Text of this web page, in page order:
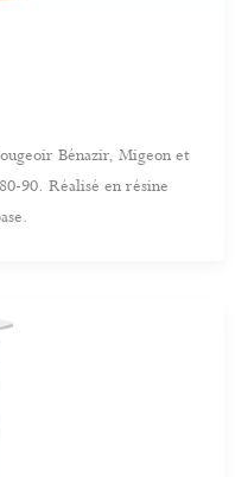
Bénazir, Migeon et
90. Réalisé en résine